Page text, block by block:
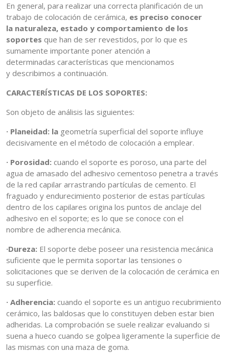
En general, para realizar una correcta planificación de un
trabajo de colocación de cerámica, es preciso conocer
la naturaleza, estado y comportamiento de los
soportes que han de ser revestidos, por lo que es
sumamente importante poner atención a
determinadas características que mencionamos
y describimos a continuación.
CARACTERÍSTICAS DE LOS SOPORTES:
Son objeto de análisis las siguientes:
· Planeidad: la geometría superficial del soporte influye
decisivamente en el método de colocación a emplear.
· Porosidad: cuando el soporte es poroso, una parte del
agua de amasado del adhesivo cementoso penetra a través
de la red capilar arrastrando partículas de cemento. El
fraguado y endurecimiento posterior de estas partículas
dentro de los capilares origina los puntos de anclaje del
adhesivo en el soporte; es lo que se conoce con el
nombre de adherencia mecánica.
·Dureza: El soporte debe poseer una resistencia mecánica
suficiente que le permita soportar las tensiones o
solicitaciones que se deriven de la colocación de cerámica en
su superficie.
· Adherencia: cuando el soporte es un antiguo recubrimiento
cerámico, las baldosas que lo constituyen deben estar bien
adheridas. La comprobación se suele realizar evaluando si
suena a hueco cuando se golpea ligeramente la superficie de
las mismas con una maza de goma.